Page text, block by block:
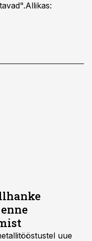
Allikas:
uue